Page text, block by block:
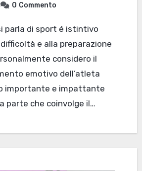
0 Commento
e alla preparazione
considero il
emotivo dell’atleta
importante e impattante
parte che coinvolge il…